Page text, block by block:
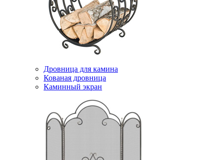
Дровница для камина
Кованая дровница
Каминный экран